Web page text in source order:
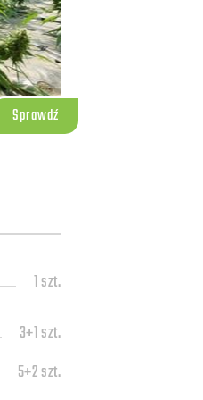
Sprawdź
1 szt.
3+1 szt.
5+2 szt.